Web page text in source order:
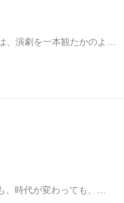
、演劇を一本観たかのよ…
、時代が変わっても、…